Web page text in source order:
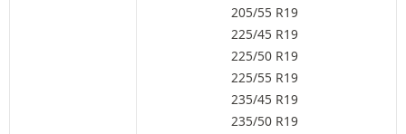
205/55 R19
225/45 R19
225/50 R19
225/55 R19
235/45 R19
235/50 R19